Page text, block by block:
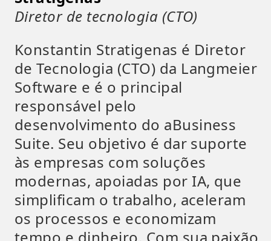
Diretor de tecnologia (CTO)
Konstantin Stratigenas é Diretor
de Tecnologia (CTO) da Langmeier
Software e é o principal
responsável pelo
desenvolvimento do aBusiness
Suite. Seu objetivo é dar suporte
às empresas com soluções
modernas, apoiadas por IA, que
simplificam o trabalho, aceleram
os processos e economizam
tempo e dinheiro. Com sua paixão